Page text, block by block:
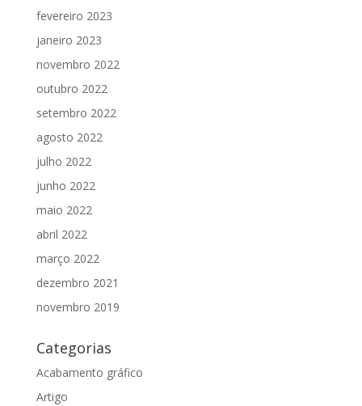
fevereiro 2023
janeiro 2023
novembro 2022
outubro 2022
setembro 2022
agosto 2022
julho 2022
junho 2022
maio 2022
abril 2022
março 2022
dezembro 2021
novembro 2019
Categorias
Acabamento gráfico
Artigo